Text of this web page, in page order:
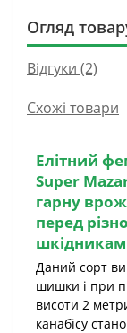
Огляд
Відгуки (2)
Схожі товари
Елітний
Super
гарну
перед
Даний сорт
шишки і при
висоти 2
канабісу